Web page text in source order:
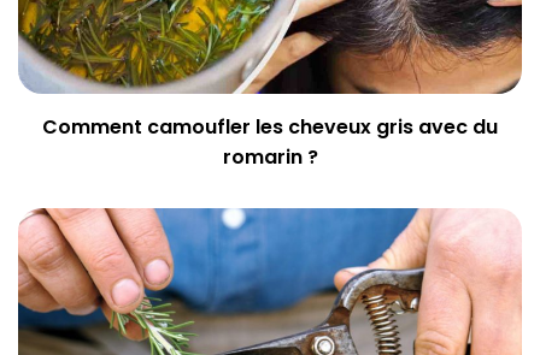
Comment camoufler les cheveux gris avec du
romarin ?